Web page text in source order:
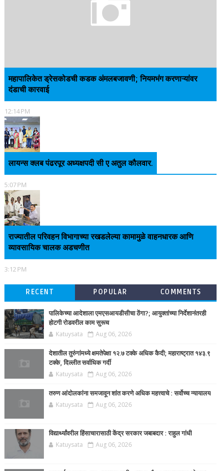
महापालिकेत ड्रेसकोडची कडक अंमलबजावणी; नियमभंग करणाऱ्यांवर
दंडाची कारवाई
12:14 PM
लायन्स क्लब पंढरपूर अध्यक्षपदी सी ए अतुल कौलवार.
5:07 PM
राज्यातील परिवहन विभागाच्या रखडलेल्या कामामुळे वाहनधारक आणि
व्यावसायिक चालक अडचणीत
3:12 PM
RECENT POPULAR COMMENTS
पालिकेच्या आदेशाला एमएसआयडीसीचा ठेंगा?; आयुक्तांच्या निर्देशानंतरही
होटगी रोडवरील काम सुरूच
Katuysata Aug 06, 2026
देशातील तुरुंगांमध्ये क्षमतेपेक्षा १२.७ टक्के अधिक कैदी; महाराष्ट्रात १४३.९
टक्के, दिल्लीत सर्वाधिक गर्दी
Katuysata Aug 06, 2026
तरुण आंदोलकांना समजावून शांत करणे अधिक महत्त्वाचे : सर्वोच्च न्यायालय
Katuysata Aug 06, 2026
विद्यार्थ्यांवरील हिंसाचारासाठी केंद्र सरकार जबाबदार : राहुल गांधी
Katuysata Aug 06, 2026